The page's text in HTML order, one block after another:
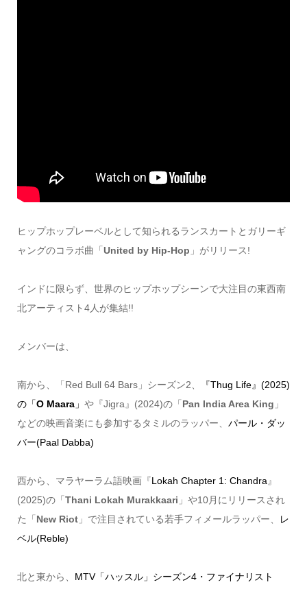
ヒップホップレーベルとして知られるランスカートとガリーギ
ャングのコラボ曲「 United by Hip-Hop 」がリリース!
インドに限らず、世界のヒップホップシーンで大注目の東西南
北アーティスト4人が集結!!
メンバーは、
南から、「Red Bull 64 Bars」シーズン2、
『Thug Life』(2025)
の「O Maara」 や『Jigra』(2024)の「 Pan India Area King 」
などの映画音楽にも参加するタミルのラッパー、 パール・ダッ
バー(Paal Dabba)
西から、マラヤーラム語映画『Lokah Chapter 1: Chandra 』
(2025)の「 Thani Lokah Murakkaari 」や10月にリリースされ
た「 New Riot」で注目されている若手フィメールラッパー、
レ
ベル(Reble)
北と東から、 MTV「ハッスル」シーズン4・ファイナリスト